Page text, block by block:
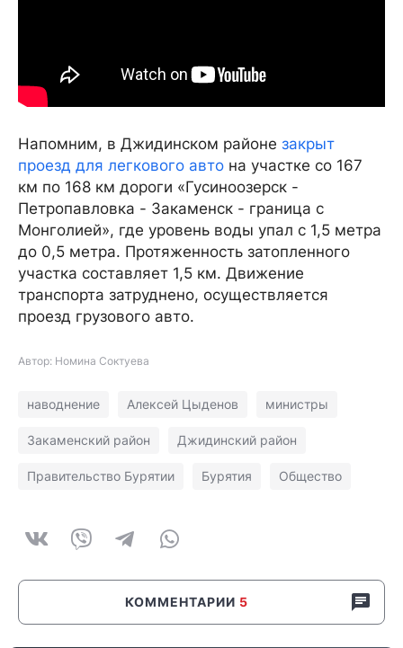
Напомним, в Джидинском районе закрыт
проезд для легкового авто на участке со 167
км по 168 км дороги «Гусиноозерск -
Петропавловка - Закаменск - граница с
Монголией», где уровень воды упал с 1,5 метра
до 0,5 метра. Протяженность затопленного
участка составляет 1,5 км. Движение
транспорта затруднено, осуществляется
проезд грузового авто.
Автор: Номина Соктуева
наводнение Алексей Цыденов министры
Закаменский район Джидинский район
Правительство Бурятии Бурятия Общество
КОММЕНТАРИИ 5